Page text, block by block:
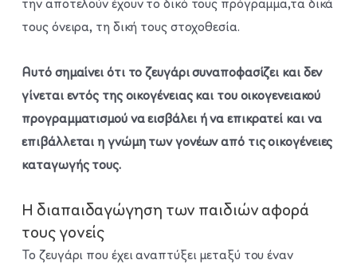
την αποτελούν έχουν το δικό τους πρόγραμμα,τα δικά
τους όνειρα, τη δική τους στοχοθεσία.
Αυτό σημαίνει ότι το ζευγάρι συναποφασίζει και δεν
γίνεται εντός της οικογένειας και του οικογενειακού
προγραμματισμού να εισβάλει ή να επικρατεί και να
επιβάλλεται η γνώμη των γονέων από τις οικογένειες
καταγωγής τους.
Η διαπαιδαγώγηση των παιδιών αφορά
τους γονείς
Το ζευγάρι που έχει αναπτύξει μεταξύ του έναν